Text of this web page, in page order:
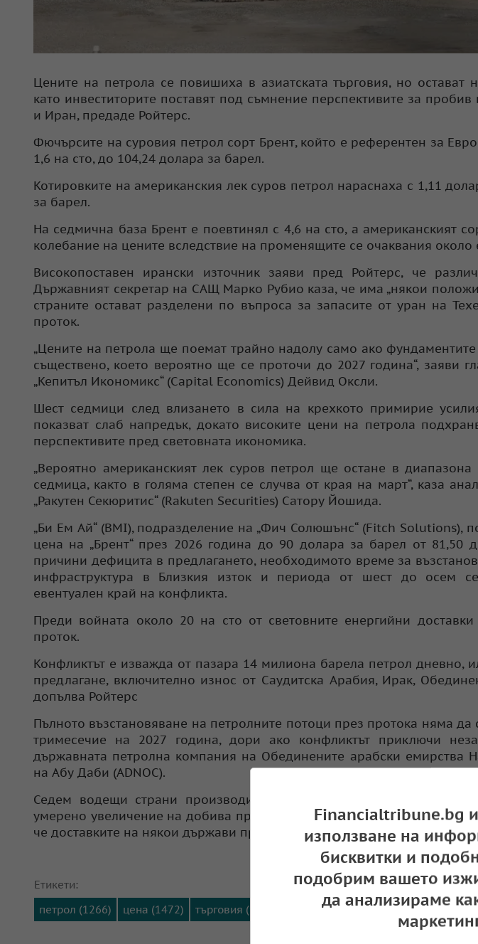
Цените на петрола се повишиха в азиатската търговия, но остават
като инвеститорите поставят под съмнение перспективите за
и Иран, предаде Ройтерс.
Фючърсите на суровия петрол сорт Брент, който е референтен за
1,6 на сто, до 104,24 долара за барел.
Котировките на американския лек суров петрол нараснаха с 1,11
за барел.
На седмична база Брент е поевтинял с 4,6 на сто, а американският
колебание на цените вследствие на променящите се очаквания
Високопоставен ирански източник заяви пред Ройтерс, че
Държавният секретар на САЩ Марко Рубио каза, че има „някои
страните остават разделени по въпроса за запасите от уран на
проток.
„Цените на петрола ще поемат трайно надолу само ако
съществено, което вероятно ще се проточи до 2027 година“, заяви
„Кепитъл Икономикс“ (Capital Economics) Дейвид Оксли.
Шест седмици след влизането в сила на крехкото примирие
показват слаб напредък, докато високите цени на петрола
перспективите пред световната икономика.
„Вероятно американският лек суров петрол ще остане в
седмица, както в голяма степен се случва от края на март“, каза
„Ракутен Секюритис“ (Rakuten Securities) Сатору Йошида.
„Би Ем Ай“ (BMI), подразделение на „Фич Солюшънс“ (Fitch Solutions),
цена на „Брент“ през 2026 година до 90 долара за барел от 81,50
причини дефицита в предлагането, необходимото време за
инфраструктура в Близкия изток и периода от шест до осем
евентуален край на конфликта.
Преди войната около 20 на сто от световните енергийни
проток.
Конфликтът е изважда от пазара 14 милиона барела петрол дневно,
предлагане, включително износ от Саудитска Арабия, Ирак,
допълва Ройтерс
Пълното възстановяване на петролните потоци през протока няма
тримесечие на 2027 година, дори ако конфликтът приключи
държавната петролна компания на Обединените арабски емирства
на Абу Даби (ADNOC).
Седем водещи страни производителки в рамките на ОПЕК+
умерено увеличение на добива през юли на срещата си на 7 юни,
че доставките на някои държави продължават да бъдат нарушени от
Етикети:
петрол (1266)
цена (1472) търговия (938)
Financialtribune.bg
използване на
бисквитки и
подобрим вашето
да анализираме